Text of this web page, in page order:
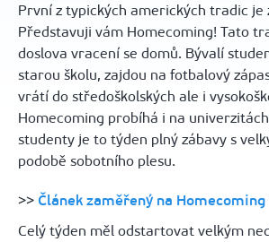
První z typických amerických tradic je
Představuji vám Homecoming! Tato
doslova vracení se domů. Bývalí
starou školu, zajdou na fotbalový
vrátí do středoškolských ale i
Homecoming probíhá i na
studenty je to týden plný zábavy s
podobě sobotního plesu.
>> Článek zaměřený na Homecoming
Celý týden měl odstartovat velkým